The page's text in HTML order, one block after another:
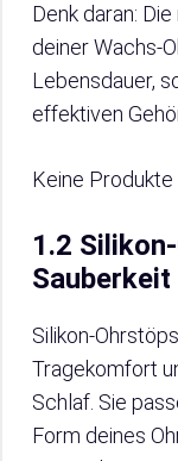
Denk daran:
deiner Wachs-
Lebensdauer,
effektiven
Keine Produkte
1.2
Silikon-
Tragekomfort
Schlaf. Sie
Form deines